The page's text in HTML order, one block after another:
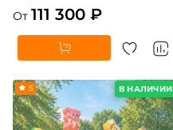
От 111 300 ₽
В НАЛИЧИИ
5